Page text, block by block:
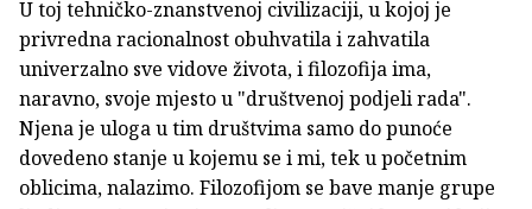
U toj tehničko-znanstvenoj civilizaciji, u kojoj je
privredna racionalnost obuhvatila i zahvatila
univerzalno sve vidove života, i filozofija ima,
naravno, svoje mjesto u "društvenoj podjeli rada".
Njena je uloga u tim društvima samo do punoće
dovedeno stanje u kojemu se i mi, tek u početnim
oblicima, nalazimo. Filozofijom se bave manje grupe